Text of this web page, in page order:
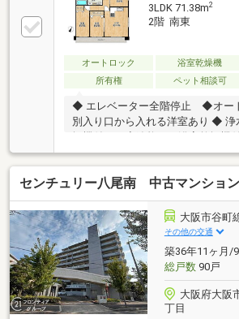
3LDK 71.38m2
2階 南東
オートロック 浴室乾燥機
所有権
ペット相談可
◆ エレベーター全階停止 ◆オ
別入り口から入れる洋室あり ◆ 浄
付き・床フラット設計！
センチュリー八尾南 中古マンション
大阪市谷町
その他の交通
築36年11ヶ月/
総戸数90戸
大阪府大阪
丁目